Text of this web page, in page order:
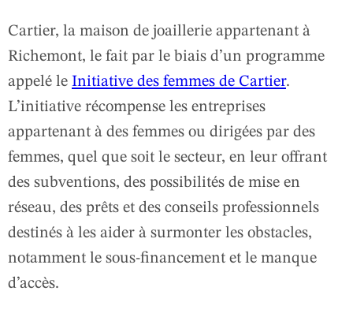
Cartier, la maison de joaillerie appartenant à
Richemont, le fait par le biais d’un programme
appelé le Initiative des femmes de Cartier.
L’initiative récompense les entreprises
appartenant à des femmes ou dirigées par des
femmes, quel que soit le secteur, en leur offrant
des subventions, des possibilités de mise en
réseau, des prêts et des conseils professionnels
destinés à les aider à surmonter les obstacles,
notamment le sous-financement et le manque
d’accès.